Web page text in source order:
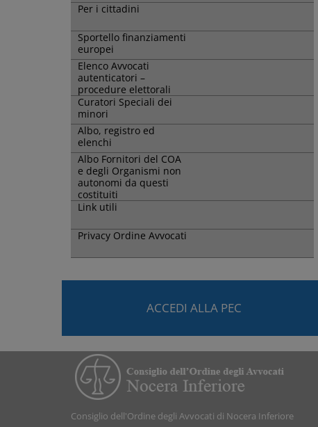
Per i cittadini
Sportello finanziamenti
europei
Elenco Avvocati
autenticatori –
procedure elettorali
Curatori Speciali dei
minori
Albo, registro ed
elenchi
Albo Fornitori del COA
e degli Organismi non
autonomi da questi
costituiti
Link utili
Privacy Ordine Avvocati
ACCEDI ALLA PEC
Consiglio dell'Ordine degli Avvocati di Nocera Inferiore